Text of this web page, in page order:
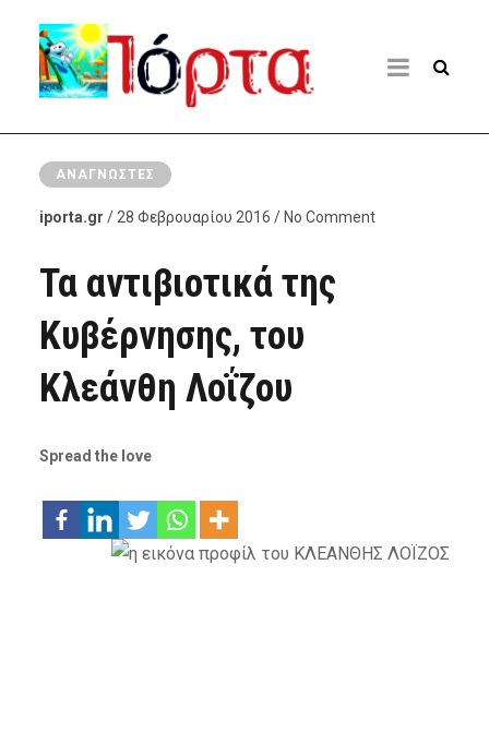
ΑΝΑΓΝΏΣΤΕΣ
iporta.gr / 28 Φεβρουαρίου 2016 / No Comment
Τα αντιβιοτικά της
Κυβέρνησης, του
Κλεάνθη Λοΐζου
Spread the love